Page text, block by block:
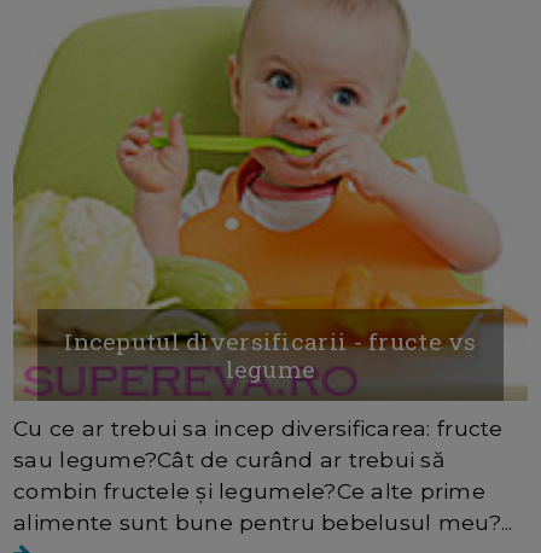
Inceputul diversificarii - fructe vs
legume
Cu ce ar trebui sa incep diversificarea: fructe
sau legume?Cât de curând ar trebui să
combin fructele și legumele?Ce alte prime
alimente sunt bune pentru bebelusul meu?...